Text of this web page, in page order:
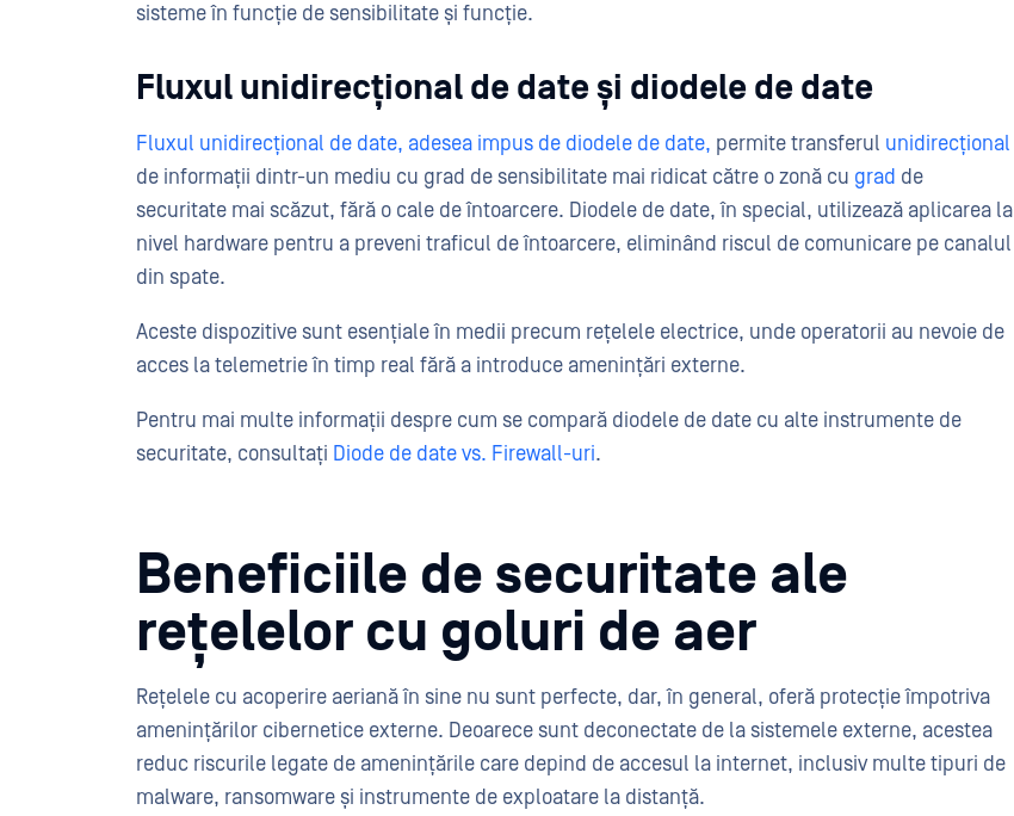
sisteme în funcție de sensibilitate și funcție.
Fluxul unidirecțional de date și diodele de date
Fluxul unidirecțional de date, adesea impus de diodele de date, permite transferul unidirecțional
de informații dintr-un mediu cu grad de sensibilitate mai ridicat către o zonă cu grad de
securitate mai scăzut, fără o cale de întoarcere. Diodele de date, în special, utilizează aplicarea la
nivel hardware pentru a preveni traficul de întoarcere, eliminând riscul de comunicare pe canalul
din spate.
Aceste dispozitive sunt esențiale în medii precum rețelele electrice, unde operatorii au nevoie de
acces la telemetrie în timp real fără a introduce amenințări externe.
Pentru mai multe informații despre cum se compară diodele de date cu alte instrumente de
securitate, consultați Diode de date vs. Firewall-uri.
Beneficiile de securitate ale
rețelelor cu goluri de aer
Rețelele cu acoperire aeriană în sine nu sunt perfecte, dar, în general, oferă protecție împotriva
amenințărilor cibernetice externe. Deoarece sunt deconectate de la sistemele externe, acestea
reduc riscurile legate de amenințările care depind de accesul la internet, inclusiv multe tipuri de
malware, ransomware și instrumente de exploatare la distanță.